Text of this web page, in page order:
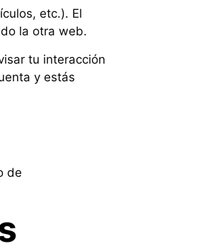
etc.). El
la otra web.
tu interacción
y estás
de